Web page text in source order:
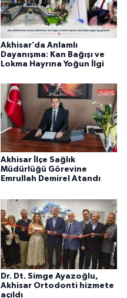
Akhisar’da Anlamlı
Dayanışma: Kan Bağışı ve
Lokma Hayrına Yoğun İlgi
Akhisar İlçe Sağlık
Müdürlüğü Görevine
Emrullah Demirel Atandı
Dr. Dt. Simge Ayazoğlu,
Akhisar Ortodonti hizmete
açıldı